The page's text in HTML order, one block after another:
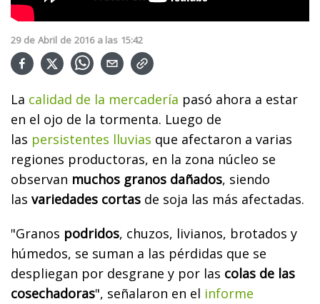
29 de Abril de 2016 a las 15:42
La calidad de la mercadería pasó ahora a estar
en el ojo de la tormenta. Luego de
las persistentes lluvias que afectaron a varias
regiones productoras, en la zona núcleo se
observan muchos granos dañados, siendo
las variedades cortas de soja las más afectadas.
"Granos podridos, chuzos, livianos, brotados y
húmedos, se suman a las pérdidas que se
despliegan por desgrane y por las colas de las
cosechadoras", señalaron en el informe